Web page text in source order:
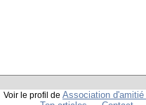
Voir le profil de Association